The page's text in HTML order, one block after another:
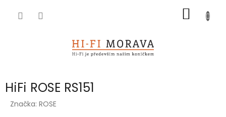
KOŠÍK
HiFi ROSE RS151
Značka: ROSE